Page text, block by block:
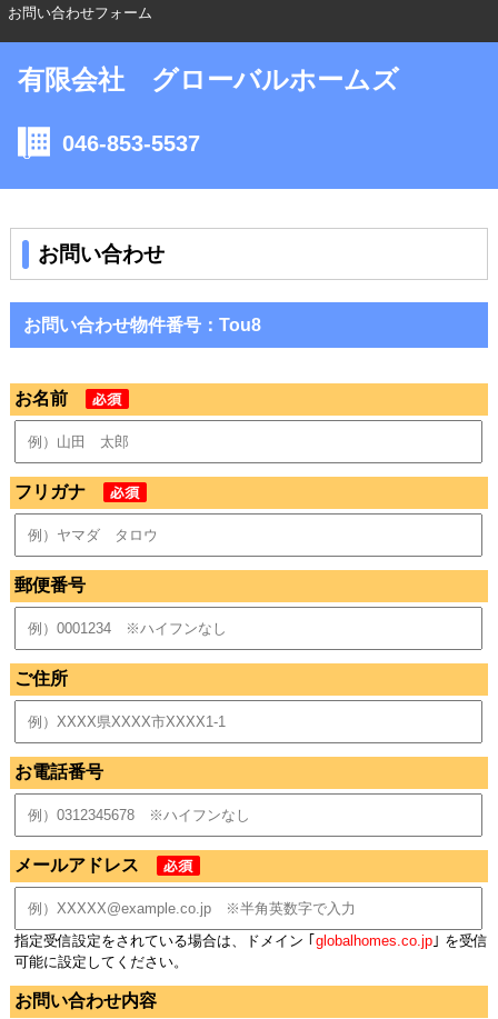
お問い合わせフォーム
有限会社 グローバルホームズ
046-853-5537
お問い合わせ
お問い合わせ物件番号：Tou8
お名前
フリガナ
郵便番号
ご住所
お電話番号
メールアドレス
指定受信設定をされている場合は、ドメイン ｢globalhomes.co.jp｣ を受信
可能に設定してください。
お問い合わせ内容